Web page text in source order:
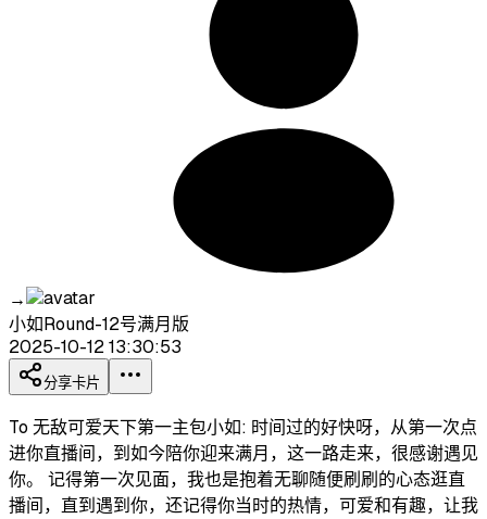
→
小如Round-12号满月版
2025-10-12 13:30:53
分享卡片
To 无敌可爱天下第一主包小如: 时间过的好快呀，从第一次点
进你直播间，到如今陪你迎来满月，这一路走来，很感谢遇见
你。 记得第一次见面，我也是抱着无聊随便刷刷的心态逛直
播间，直到遇到你，还记得你当时的热情，可爱和有趣，让我